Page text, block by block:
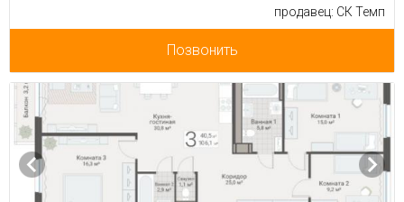
продавец: СК Темп
Позвонить